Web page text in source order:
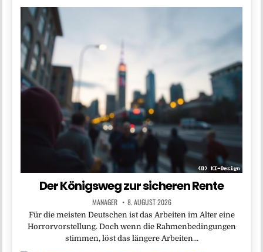
Der Königsweg zur sicheren Rente
MANAGER 8. AUGUST 2026
Für die meisten Deutschen ist das Arbeiten im Alter eine
Horrorvorstellung. Doch wenn die Rahmenbedingungen
stimmen, löst das längere Arbeiten…